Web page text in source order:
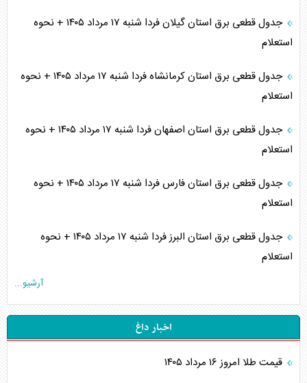
جدول قطعی برق استان گیلان فردا شنبه ۱۷ مرداد ۱۴۰۵ + نحوه
استعلام
جدول قطعی برق استان کرمانشاه فردا شنبه ۱۷ مرداد ۱۴۰۵ + نحوه
استعلام
جدول قطعی برق استان اصفهان فردا شنبه ۱۷ مرداد ۱۴۰۵ + نحوه
استعلام
جدول قطعی برق استان فارس فردا شنبه ۱۷ مرداد ۱۴۰۵ + نحوه
استعلام
جدول قطعی برق استان البرز فردا شنبه ۱۷ مرداد ۱۴۰۵ + نحوه
استعلام
آرشیو...
اخبار داغ
قیمت طلا امروز ۱۶ مرداد ۱۴۰۵